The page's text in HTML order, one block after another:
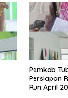
Pemkab
Persiapan
Run April